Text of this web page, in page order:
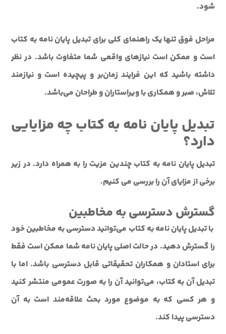
شود.
مراحل فوق تنها یک راهنمای کلی برای تبدیل پایان نامه به کتاب
است و ممکن است نیازهای واقعی شما متفاوت باشد. در نظر
داشته باشید که این فرایند زمان‌بر و پیچیده است و نیازمند
تلاش، صبر و همکاری با ویراستاران و طراحان می‌باشد.
تبدیل پایان نامه به کتاب چه مزایایی
دارد؟
تبدیل پایان نامه به کتاب چندین مزیت را به همراه دارد. در زیر
برخی از مزایای آن را بررسی می کنیم.
گسترش دسترسی به مخاطبین
با تبدیل پایان نامه به کتاب می‌توانید دسترسی به مخاطبین خود
را گسترش دهید. در حالت اصلی پایان نامه شما ممکن است فقط
برای استادان و همکاران تحقیقاتی قابل دسترسی باشد. اما با
تبدیل آن به کتاب، می‌توانید آن را به صورت عمومی منتشر کنید
و هر کسی که به موضوع مورد بحث علاقه‌مند است به آن
دسترسی پیدا کند.